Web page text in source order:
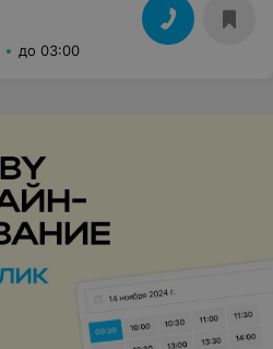
до 03:00